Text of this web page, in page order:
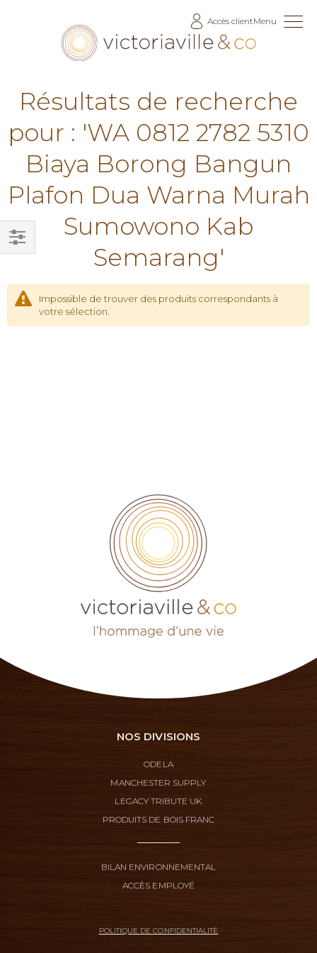
Accès clientMenu
Résultats de recherche
pour : 'WA 0812 2782 5310
Biaya Borong Bangun
Plafon Dua Warna Murah
Sumowono Kab
Semarang'
Impossible de trouver des produits correspondants à
votre sélection.
Filtrer
NOS DIVISIONS
ODELA
MANCHESTER SUPPLY
LEGACY TRIBUTE UK
PRODUITS DE BOIS FRANC
BILAN ENVIRONNEMENTAL
ACCÈS EMPLOYÉ
POLITIQUE DE CONFIDENTIALITÉ